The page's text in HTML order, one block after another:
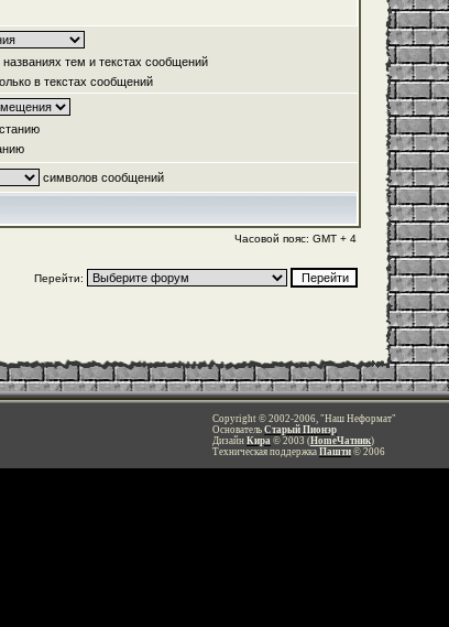
названиях тем и текстах сообщений
в текстах сообщений
символов сообщений
Часовой пояс: GMT + 4
Перейти:
Copyright © 2002-2006, "Наш Неформат"
Основатель Старый Пионэр
Дизайн Кира © 2003 (HomeЧатник)
Техническая поддержка Пашти © 2006